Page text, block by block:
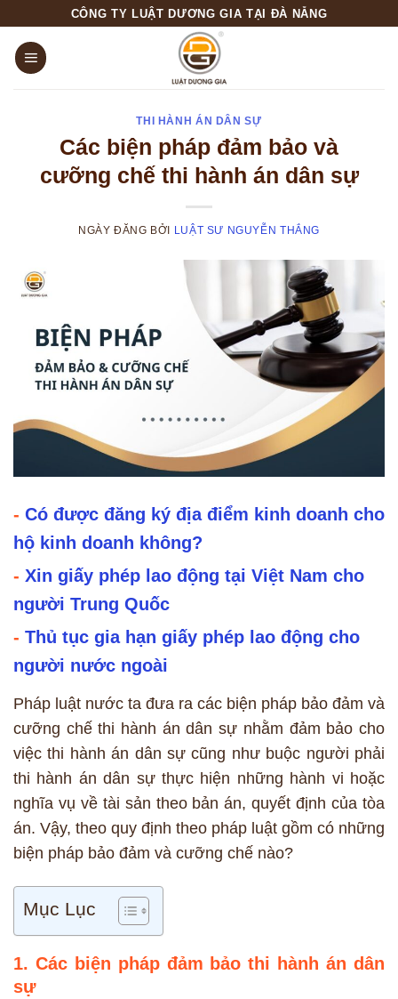
content
CÔNG TY LUẬT DƯƠNG GIA TẠI ĐÀ NẴNG
THI HÀNH ÁN DÂN SỰ
Các biện pháp đảm bảo và
cưỡng chế thi hành án dân sự
NGÀY ĐĂNG BỞI LUẬT SƯ NGUYỄN THẮNG
- Có được đăng ký địa điểm kinh doanh cho
hộ kinh doanh không?
- Xin giấy phép lao động tại Việt Nam cho
người Trung Quốc
- Thủ tục gia hạn giấy phép lao động cho
người nước ngoài
Pháp luật nước ta đưa ra các biện pháp bảo đảm và
cưỡng chế thi hành án dân sự nhằm đảm bảo cho
việc thi hành án dân sự cũng như buộc người phải
thi hành án dân sự thực hiện những hành vi hoặc
nghĩa vụ về tài sản theo bản án, quyết định của tòa
án. Vậy, theo quy định theo pháp luật gồm có những
biện pháp bảo đảm và cưỡng chế nào?
Mục Lục
1. Các biện pháp đảm bảo thi hành án dân
sự